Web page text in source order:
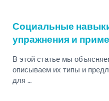
Социальные
упражнения и
В этой статье мы
описываем их типы и
для …